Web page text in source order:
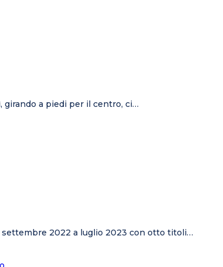
girando a piedi per il centro, ci…
settembre 2022 a luglio 2023 con otto titoli…